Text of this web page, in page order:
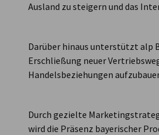
Ausland zu steigern und das
Darüber hinaus unterstützt alp
Erschließung neuer
Handelsbeziehungen
Durch gezielte
wird die Präsenz bayerischer